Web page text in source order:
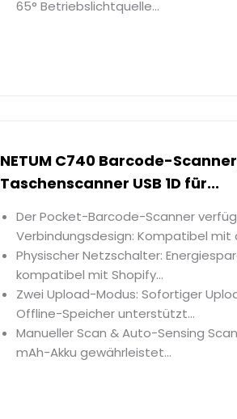
65° Betriebslichtquelle...
NETUM C740 Barcode-
Taschenscanner USB 1D für...
Der Pocket-Barcode-Scanner
Verbindungsdesign: Kompatibel mit
Physischer Netzschalter:
kompatibel mit Shopify...
Zwei Upload-Modus: Sofortiger
Offline-Speicher unterstützt...
Manueller Scan & Auto-Sensing
mAh-Akku gewährleistet...